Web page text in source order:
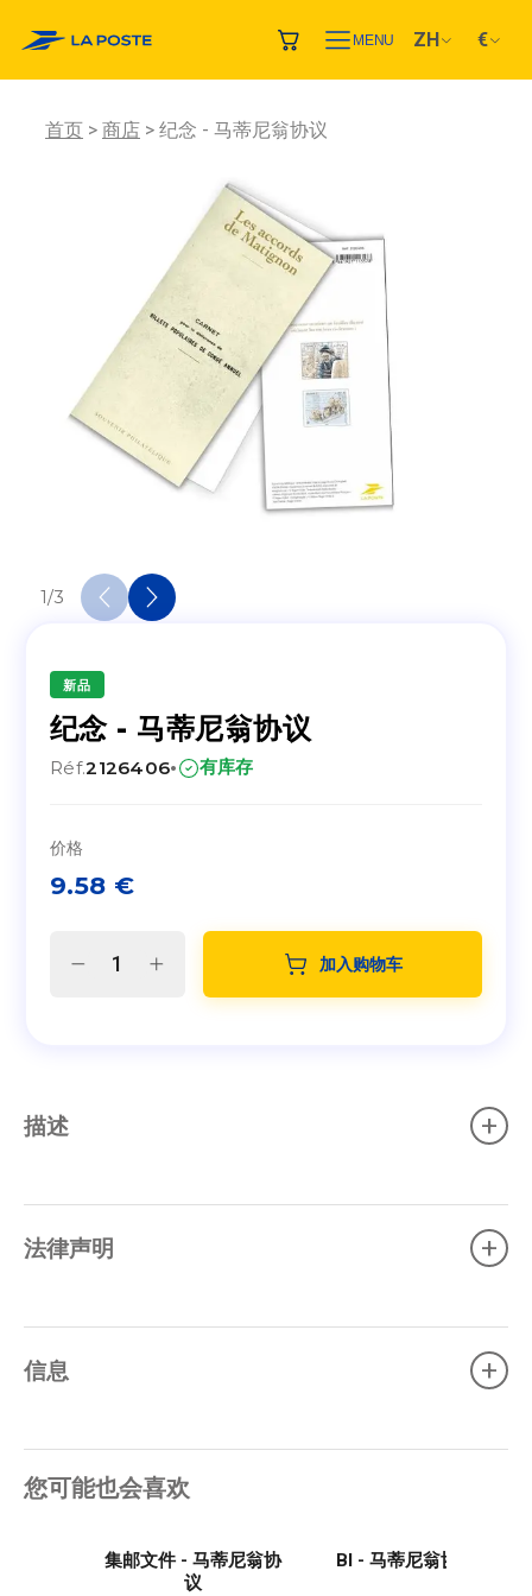
MENU ZH €
首页 商店 纪念 - 马蒂尼翁协议
1/3
新品
纪念 - 马蒂尼翁协议
Réf.2126406· 有库存
价格
9.58 €
加入购物车
描述 +
法律声明 +
信息 +
您可能也会喜欢
集邮文件 - 马蒂尼翁协
议
Bl - 马蒂尼翁协议